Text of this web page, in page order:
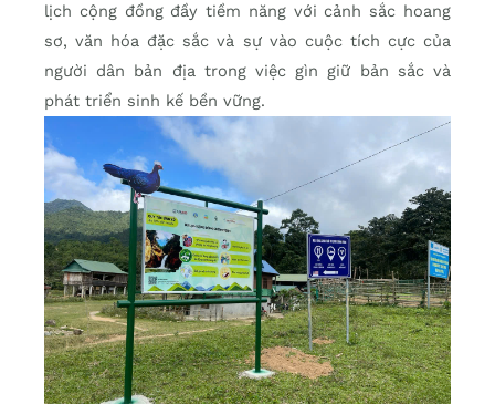
lịch cộng đồng đầy tiềm năng với cảnh sắc hoang
sơ, văn hóa đặc sắc và sự vào cuộc tích cực của
người dân bản địa trong việc gìn giữ bản sắc và
phát triển sinh kế bền vững.